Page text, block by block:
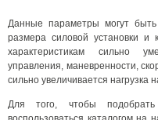
Данные параметры могут
размера силовой установки и
характеристикам сильно
управления, маневренности,
сильно увеличивается нагрузка
Для того, чтобы